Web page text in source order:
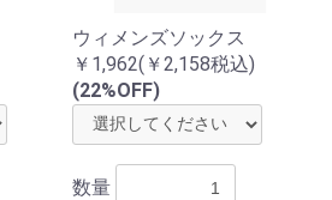
ウィメンズソックス
￥1,962(￥2,158税込)
(22%OFF)
数量